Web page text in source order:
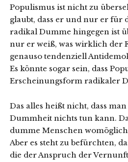
Populismus ist nicht zu
glaubt, dass er und nur er für
radikal Dumme hingegen ist
nur er weiß, was wirklich der
genauso tendenziell
Es könnte sogar sein, dass
Erscheinungsform radikaler
Das alles heißt nicht, dass
Dummheit nichts tun kann.
dumme Menschen
Aber es steht zu befürchten,
die der Anspruch der